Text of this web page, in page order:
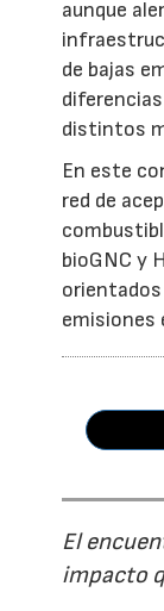
aunque
de bajas
distintos
En este
red de
bioGNC y
emisiones
El
impacto